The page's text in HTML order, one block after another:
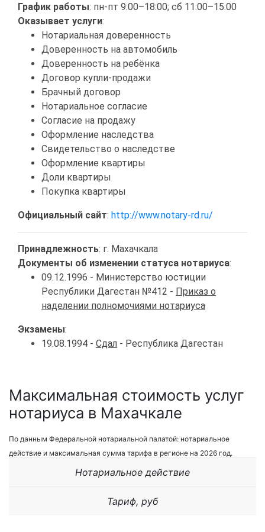
График работы: пн-пт 9:00–18:00; сб 11:00–15:00
Оказывает услуги:
Нотариальная доверенность
Доверенность на автомобиль
Доверенность на ребёнка
Договор купли-продажи
Брачный договор
Нотариальное согласие
Согласие на продажу
Оформление наследства
Свидетельство о наследстве
Оформление квартиры
Доли квартиры
Покупка квартиры
Официальный сайт: http://www.notary-rd.ru/
Принадлежность: г. Махачкала
Документы об изменении статуса нотариуса:
09.12.1996 - Министерство юстиции
Республики Дагестан №412 - Приказ о
наделении полномочиями нотариуса
Экзамены:
19.08.1994 - Сдал - Республика Дагестан
Максимальная стоимость услуг
нотариуса в Махачкале
По данным Федеральной нотариальной палатой: нотариальное
действие и максимальная сумма тарифа в регионе на 2026 год.
Нотариальное действие
Тариф, руб